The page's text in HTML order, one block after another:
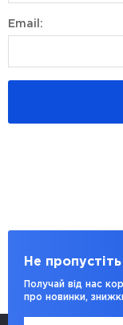
Email:
Не
Получай від нас
про новинки,